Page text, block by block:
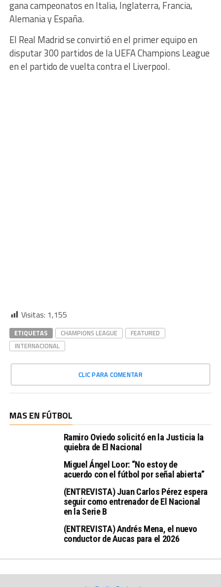
gana campeonatos en Italia, Inglaterra, Francia,
Alemania y España.
El Real Madrid se convirtió en el primer equipo en
disputar 300 partidos de la UEFA Champions League
en el partido de vuelta contra el Liverpool.
Visitas: 1,155
ETIQUETAS CHAMPIONS LEAGUE
FEATURED
INTERNACIONAL
CLIC PARA COMENTAR
MAS EN FÚTBOL
Ramiro Oviedo solicitó en la Justicia la
quiebra de El Nacional
Miguel Ángel Loor: “No estoy de
acuerdo con el fútbol por señal abierta”
(ENTREVISTA) Juan Carlos Pérez espera
seguir como entrenador de El Nacional
en la Serie B
(ENTREVISTA) Andrés Mena, el nuevo
conductor de Aucas para el 2026